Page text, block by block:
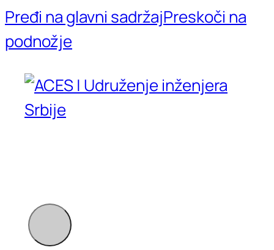
Pređi na glavni sadržajPreskoči na
podnožje